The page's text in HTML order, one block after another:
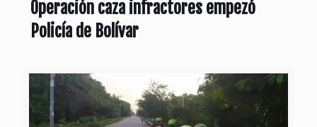
Operación caza infractores empezó
Policía de Bolívar